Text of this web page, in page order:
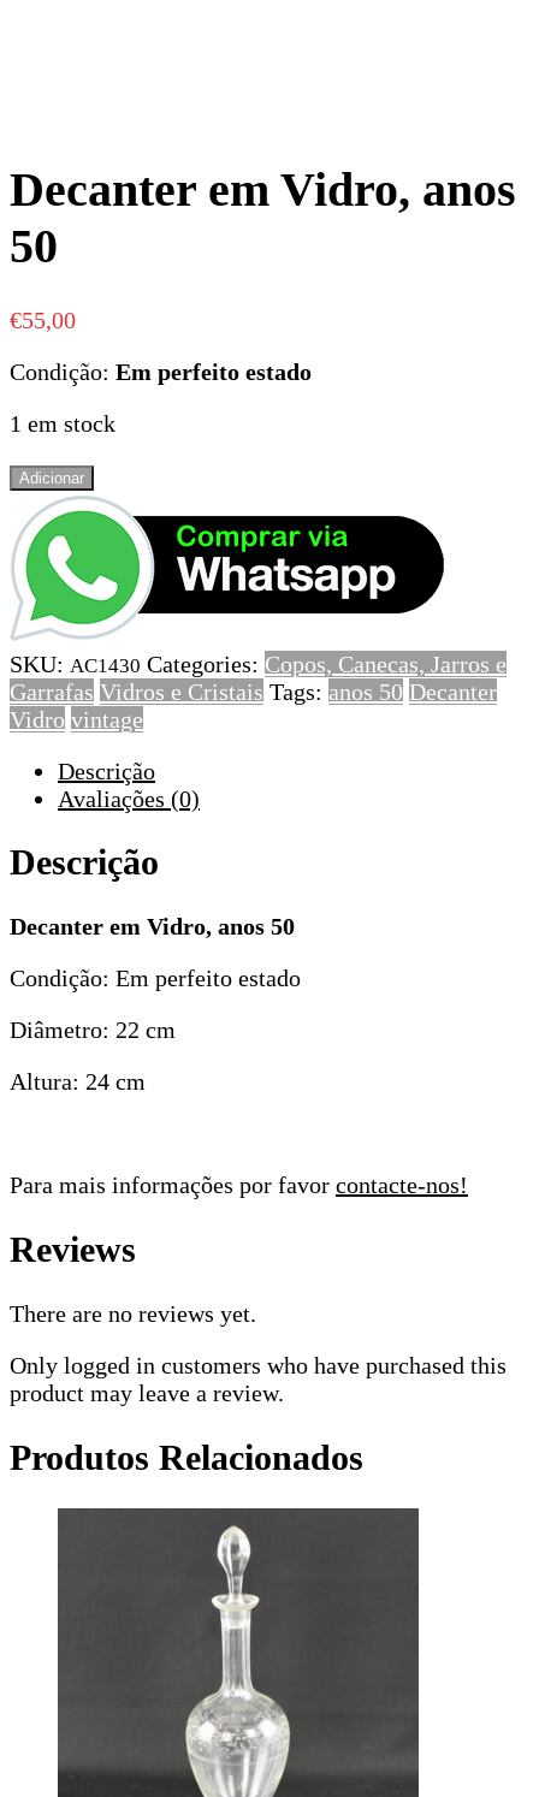
Decanter em Vidro, anos
50
€55,00
Condição: Em perfeito estado
1 em stock
Quantidade
Decanter
em
Vidro,
anos
50
Adicionar
SKU: AC1430 Categories: Copos, Canecas, Jarros e
Garrafas Vidros e Cristais Tags: anos 50 Decanter
Vidro vintage
Descrição
Avaliações (0)
Descrição
Decanter em Vidro, anos 50
Condição: Em perfeito estado
Diâmetro: 22 cm
Altura: 24 cm
Para mais informações por favor contacte-nos!
Reviews
There are no reviews yet.
Only logged in customers who have purchased this
product may leave a review.
Produtos Relacionados